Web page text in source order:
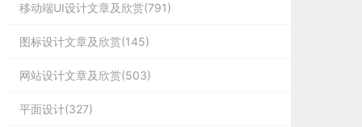
移动端UI设计文章及欣赏(791)
图标设计文章及欣赏(145)
网站设计文章及欣赏(503)
平面设计(327)